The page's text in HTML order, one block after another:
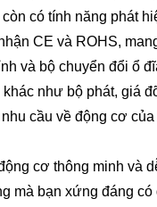
có tính năng phát
CE và ROHS,
và bộ chuyển đổi ổ
như bộ phát, giá
cầu về động cơ của
cơ thông minh và
mà bạn xứng đáng